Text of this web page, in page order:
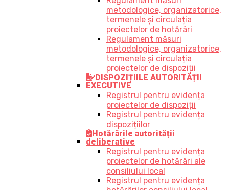
metodologice, organizatorice,
termenele și circulația
proiectelor de hotărâri
Regulament măsuri
metodologice, organizatorice,
termenele și circulația
proiectelor de dispoziții
DISPOZIȚIILE AUTORITĂȚII
EXECUTIVE
Registrul pentru evidența
proiectelor de dispoziții
Registrul pentru evidența
dispozițiilor
Hotărârile autorității
deliberative
Registrul pentru evidența
proiectelor de hotărâri ale
consiliului local
Registrul pentru evidența